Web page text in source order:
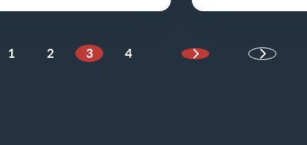
1 2 3 4
Pagina successiva